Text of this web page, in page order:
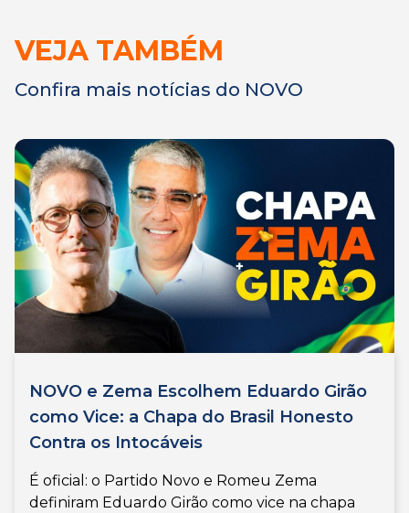
VEJA TAMBÉM
Confira mais notícias do NOVO
NOVO e Zema Escolhem Eduardo Girão
como Vice: a Chapa do Brasil Honesto
Contra os Intocáveis
É oficial: o Partido Novo e Romeu Zema
definiram Eduardo Girão como vice na chapa